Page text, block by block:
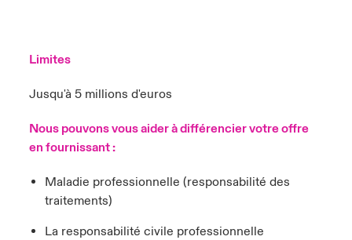
Limites
Jusqu'à 5 millions d'euros
Nous pouvons vous aider à différencier votre offre
en fournissant :
Maladie professionnelle (responsabilité des
traitements)
La responsabilité civile professionnelle